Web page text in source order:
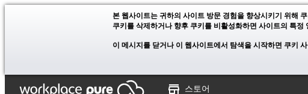
본 웹사이트는 귀하의 사이트 방문 경험을 향상시키기 위해
쿠키를 삭제하거나 향후 쿠키를 비활성화하면 사이트의 특
이 메시지를 닫거나 이 웹사이트에서 탐색을 시작하면 쿠키
스토어